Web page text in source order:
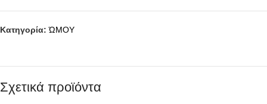
Κατηγορία: ΏΜΟΥ
Σχετικά προϊόντα